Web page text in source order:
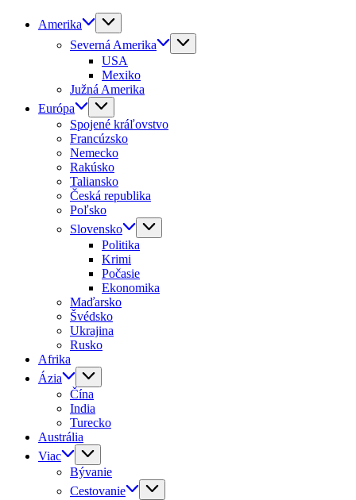
Amerika
Severná Amerika
USA
Mexiko
Južná Amerika
Európa
Spojené kráľovstvo
Francúzsko
Nemecko
Rakúsko
Taliansko
Česká republika
Poľsko
Slovensko
Politika
Krimi
Počasie
Ekonomika
Maďarsko
Švédsko
Ukrajina
Rusko
Afrika
Ázia
Čína
India
Turecko
Austrália
Viac
Bývanie
Cestovanie